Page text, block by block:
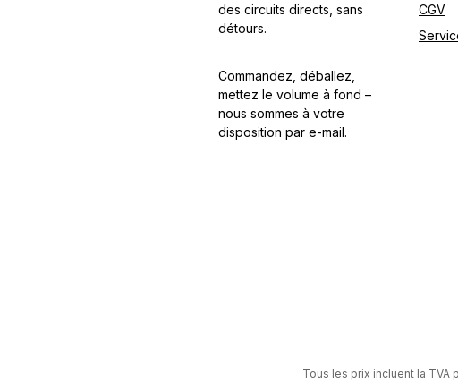
des circuits directs, sans
détours.
Commandez, déballez,
mettez le volume à fond –
nous sommes à votre
disposition par e-mail.
CGV
Tous les prix incluent la TVA